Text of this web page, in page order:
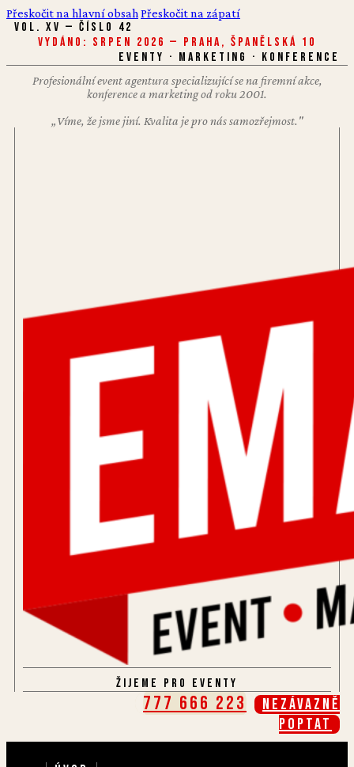
Přeskočit na hlavní obsah Přeskočit na zápatí
VOL. XV — ČÍSLO 42
Vydáno: Srpen 2026 — Praha, Španělská 10
EVENTY · MARKETING · KONFERENCE
Profesionální event agentura specializující se na firemní akce,
konference a marketing od roku 2001.
„Víme, že jsme jiní. Kvalita je pro nás samozřejmost."
Žijeme pro eventy
777 666 223
Nezávazně
poptat